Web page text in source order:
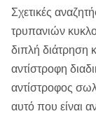
Σχετικές
τρυπανιών
διπλή διάτρηση
αντίστροφη
αντίστροφος
αυτό που είναι